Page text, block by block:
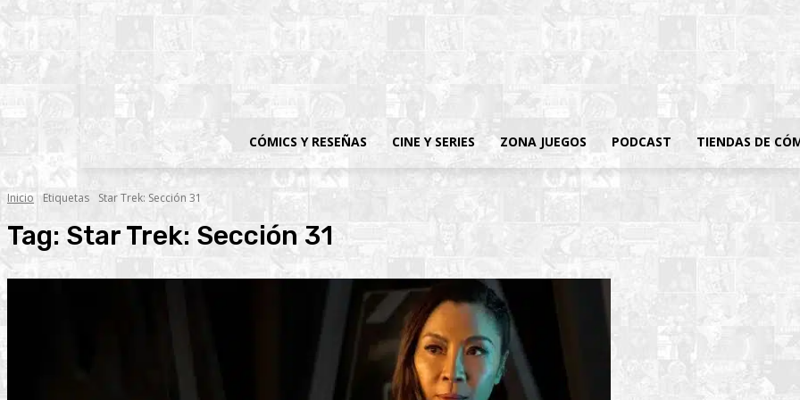
CÓMICS Y RESEÑAS CINE Y SERIES ZONA JUEGOS PODCAST TIENDAS DE
Inicio Etiquetas Star Trek: Sección 31
Tag: Star Trek: Sección 31